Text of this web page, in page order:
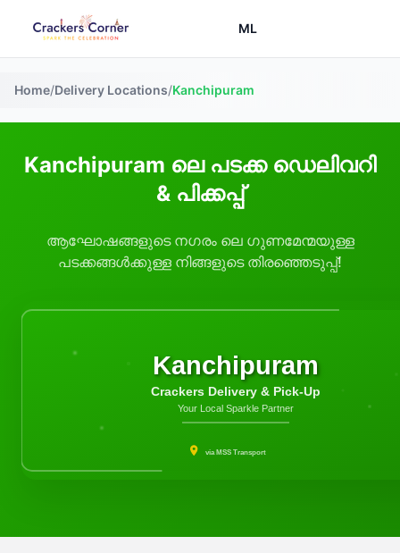
ML
Home/Delivery Locations/Kanchipuram
Kanchipuram ലെ പടക്ക ഡെലിവറി
& പിക്കപ്പ്
ആഘോഷങ്ങളുടെ നഗരം ലെ ഗുണമേന്മയുള്ള
പടക്കങ്ങൾക്കുള്ള നിങ്ങളുടെ തിരഞ്ഞെടുപ്പ്!
Kanchipuram
Crackers Delivery & Pick-Up
Your Local Sparkle Partner
via MSS Transport